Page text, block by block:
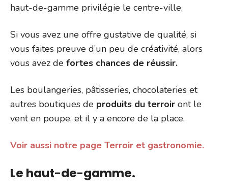
haut-de-gamme privilégie le centre-ville.
Si vous avez une offre gustative de qualité, si
vous faites preuve d’un peu de créativité, alors
vous avez de fortes chances de réussir.
Les boulangeries, pâtisseries, chocolateries et
autres boutiques de produits du terroir ont le
vent en poupe, et il y a encore de la place.
Voir aussi notre page Terroir et gastronomie.
Le haut-de-gamme.